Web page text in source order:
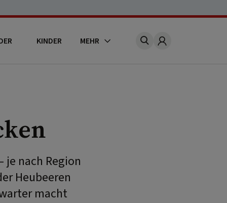
KINDER MEHR Account
nach Region
Heubeeren
macht